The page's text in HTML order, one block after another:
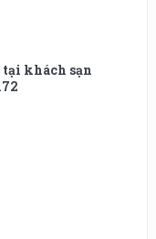
khách sạn